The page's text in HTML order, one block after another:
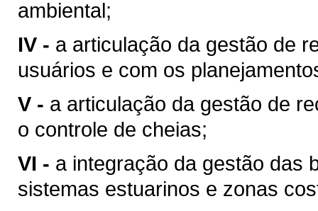
ambiental;
IV - a articulação da gestão de
usuários e com os
V - a articulação da gestão de
o controle de cheias;
VI - a integração da gestão das
sistemas estuarinos e zonas